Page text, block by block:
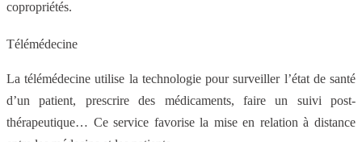
copropriétés.
Télémédecine
La télémédecine utilise la technologie pour surveiller l’état de santé
d’un patient, prescrire des médicaments, faire un suivi post-
thérapeutique… Ce service favorise la mise en relation à distance